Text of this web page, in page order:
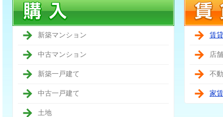
新築マンション
中古マンション
新築一戸建て
中古一戸建て
土地
賃
店
不
家